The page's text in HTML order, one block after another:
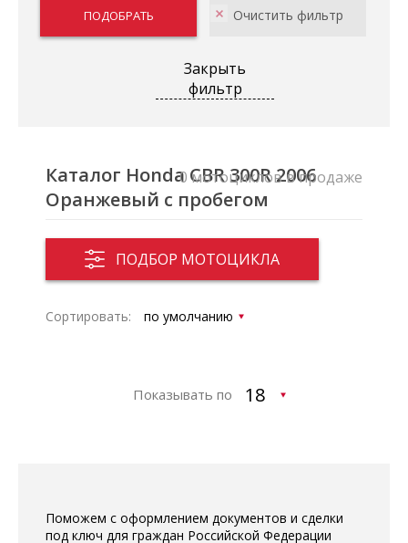
Закрыть
фильтр
Каталог Honda CBR 300R 2006
Оранжевый с пробегом
ПОДБОР МОТОЦИКЛА
0 мотоциклов в продаже
Сортировать:
Показывать по
Поможем с оформлением документов и сделки
под ключ для граждан Российской Федерации